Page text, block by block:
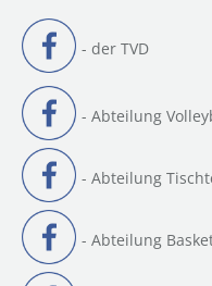
- der TVD
- Abteilung
- Abteilung
- Abteilung